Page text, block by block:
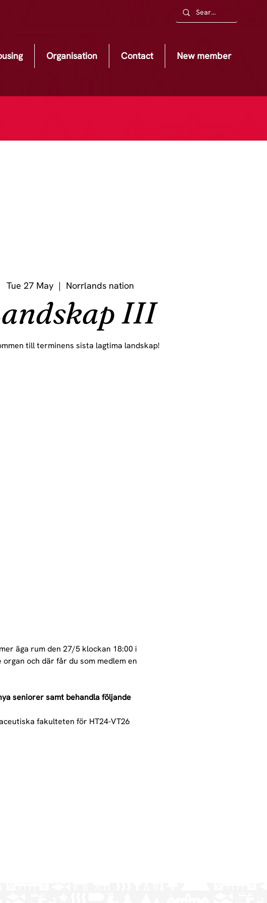
Organisation Contact New member
Tue 27 May
  |
Norrlands nation
III
till terminens sista lagtima landskap!
äga rum den 27/5 klockan 18:00 i
och där får du som medlem en
seniorer samt behandla följande
fakulteten för HT24-VT26